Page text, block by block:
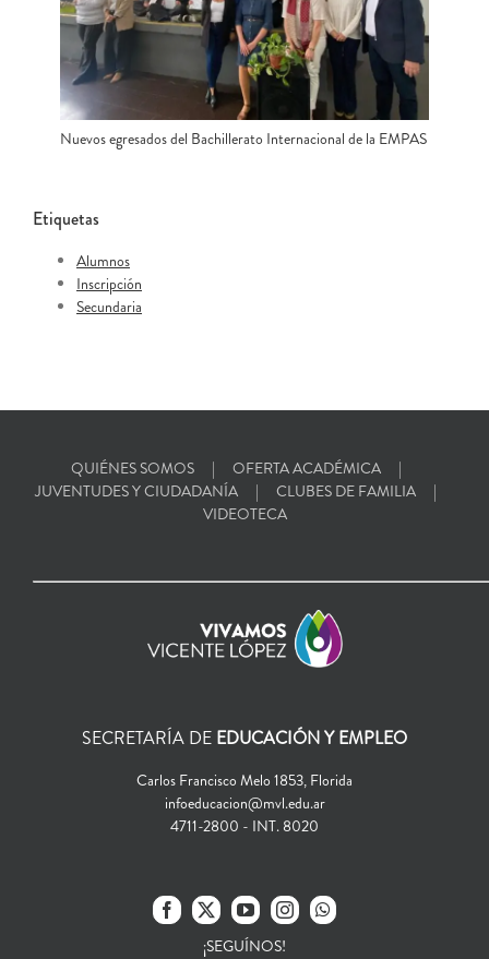
Nuevos egresados del Bachillerato Internacional de la EMPAS
Etiquetas
Alumnos
Inscripción
Secundaria
QUIÉNES SOMOS
OFERTA ACADÉMICA
JUVENTUDES Y CIUDADANÍA
CLUBES DE FAMILIA
VIDEOTECA
SECRETARÍA DE EDUCACIÓN Y EMPLEO
Carlos Francisco Melo 1853, Florida
infoeducacion@mvl.edu.ar
4711-2800 - INT. 8020
¡SEGUÍNOS!